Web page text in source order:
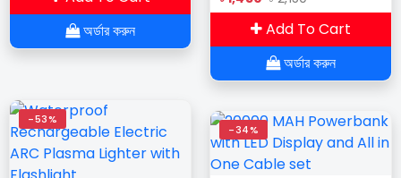
অর্ডার করুন
Phone Fast Charger
Portable Outdoor
Powerbank
Add To Cart
অর্ডার করুন
-53%
-34%